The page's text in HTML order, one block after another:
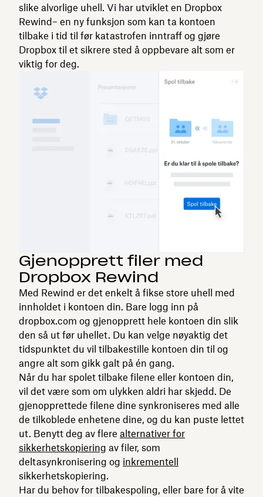
slike alvorlige uhell. Vi har utviklet en Dropbox
Rewind– en ny funksjon som kan ta kontoen
tilbake i tid til før katastrofen inntraff og gjøre
Dropbox til et sikrere sted å oppbevare alt som er
viktig for deg.
Gjenopprett filer med
Dropbox Rewind
Med Rewind er det enkelt å fikse store uhell med
innholdet i kontoen din. Bare logg inn på
dropbox.com og gjenopprett hele kontoen din slik
den så ut før uhellet. Du kan velge nøyaktig det
tidspunktet du vil tilbakestille kontoen din til og
angre alt som gikk galt på én gang.
Når du har spolet tilbake filene eller kontoen din,
vil det være som om ulykken aldri har skjedd. De
gjenopprettede filene dine synkroniseres med alle
de tilkoblede enhetene dine, og du kan puste lettet
ut. Benytt deg av flere alternativer for
sikkerhetskopiering av filer, som
deltasynkronisering og inkrementell
sikkerhetskopiering.
Har du behov for tilbakespoling, eller bare for å vite